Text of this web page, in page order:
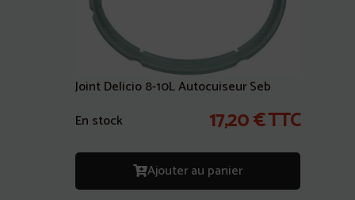
Joint Delicio 8-10L Autocuiseur Seb
En stock
17,20€TTC
Ajouter au panier